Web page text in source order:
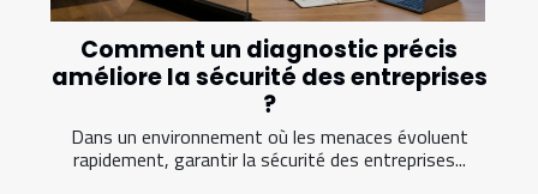
Comment un diagnostic précis
améliore la sécurité des entreprises
?
Dans un environnement où les menaces évoluent
rapidement, garantir la sécurité des entreprises...